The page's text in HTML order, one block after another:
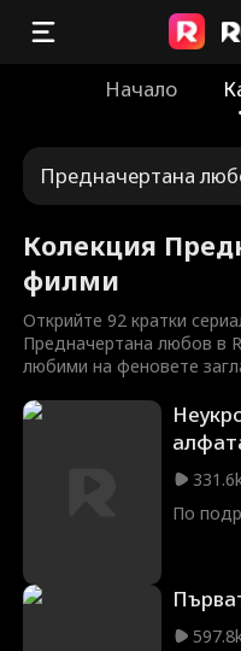
Начало
Предначертана
Колекция
филми
Открийте 92 кратки
Предначертана любов в
любими на феновете
По